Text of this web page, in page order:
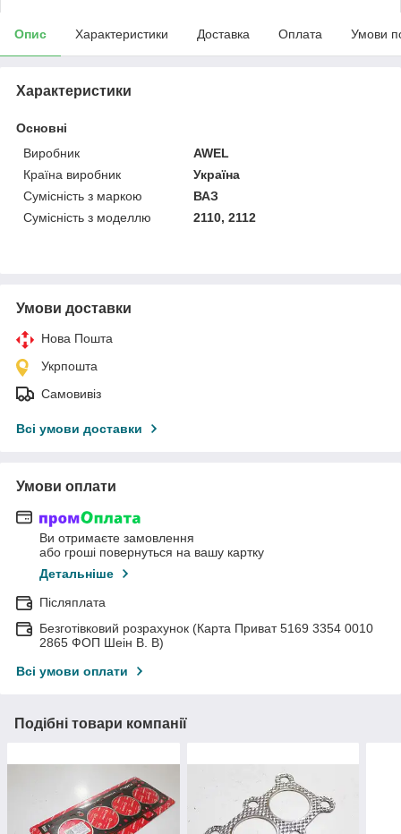
Опис Характеристики Доставка Оплата Умови
Характеристики
Основні
Виробник
AWEL
Країна виробник
Україна
Сумісність з маркою
ВАЗ
Сумісність з моделлю
2110, 2112
Умови доставки
Нова Пошта
Укрпошта
Самовивіз
Всі умови доставки
Умови оплати
Ви отримаєте замовлення
або гроші повернуться на вашу картку
Детальніше
Післяплата
Безготівковий розрахунок (Карта Приват 5169 3354 0010
2865 ФОП Шеін В. В)
Всі умови оплати
Подібні товари компанії